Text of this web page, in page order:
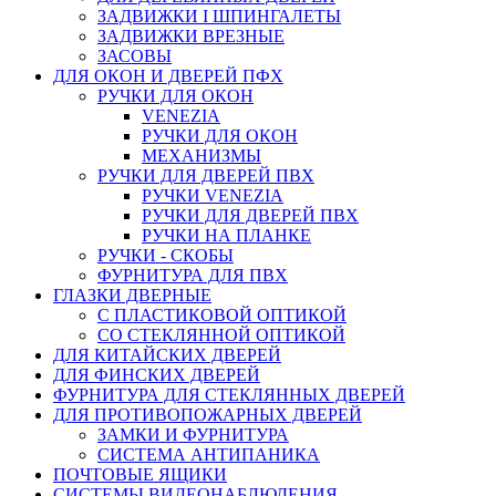
ЗАДВИЖКИ I ШПИНГАЛЕТЫ
ЗАДВИЖКИ ВРЕЗНЫЕ
ЗАСОВЫ
ДЛЯ ОКОН И ДВЕРЕЙ ПФХ
РУЧКИ ДЛЯ ОКОН
VENEZIA
РУЧКИ ДЛЯ ОКОН
МЕХАНИЗМЫ
РУЧКИ ДЛЯ ДВЕРЕЙ ПВХ
РУЧКИ VENEZIA
РУЧКИ ДЛЯ ДВЕРЕЙ ПВХ
РУЧКИ НА ПЛАНКЕ
РУЧКИ - СКОБЫ
ФУРНИТУРА ДЛЯ ПВХ
ГЛАЗКИ ДВЕРНЫЕ
С ПЛАСТИКОВОЙ ОПТИКОЙ
СО СТЕКЛЯННОЙ ОПТИКОЙ
ДЛЯ КИТАЙСКИХ ДВЕРЕЙ
ДЛЯ ФИНСКИХ ДВЕРЕЙ
ФУРНИТУРА ДЛЯ СТЕКЛЯННЫХ ДВЕРЕЙ
ДЛЯ ПРОТИВОПОЖАРНЫХ ДВЕРЕЙ
ЗАМКИ И ФУРНИТУРА
СИСТЕМА АНТИПАНИКА
ПОЧТОВЫЕ ЯЩИКИ